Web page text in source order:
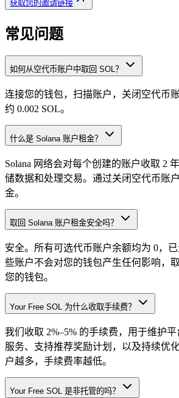
9
huC3LLaj8B...RxU23TAzgahuC3L...
3
获取您的邀请链接
常见问题
如何从空代币账户中取回 SOL？
连接您的钱包，扫描账户，关闭空代币
约 0.002 SOL。
什么是 Solana 账户租金？
Solana 网络会对每个创建的账户收取 2
储数据和处理交易。通过关闭空代币账
金。
取回 Solana 账户租金安全吗？
安全。所有可选代币账户余额均为 0，
些账户不会对您的钱包产生任何影响，
您的钱包。
Your Free SOL 为什么收取手续费？
我们收取 2%–5% 的手续费，用于维护
服务、支持推荐奖励计划，以及持续优
户越多，手续费率越低。
Your Free SOL 是非托管的吗？